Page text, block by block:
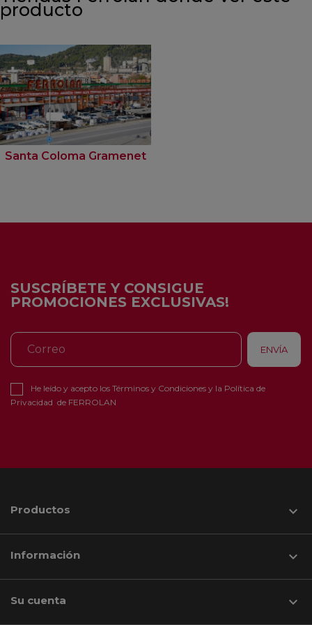
producto
Santa Coloma Gramenet
SUSCRÍBETE Y CONSIGUE
PROMOCIONES EXCLUSIVAS!
He leído y acepto los Términos y Condiciones y la Política de
Privacidad de FERROLAN
Productos 
Información 
Su cuenta 